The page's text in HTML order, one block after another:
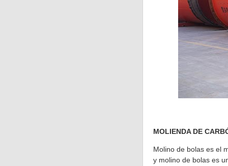
MOLIENDA DE
Molino de bolas es el
y molino de bolas es